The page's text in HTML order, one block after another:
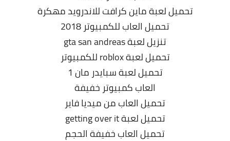
تحميل لعبة ماين كرافت للاندرويد مهكرة
تحميل العاب للكمبيوتر 2018
تنزيل لعبة gta san andreas
تحميل لعبة roblox للكمبيوتر
تحميل لعبة سبايدر مان 1
العاب كمبيوتر خفيفة
تحميل العاب من ميديا فاير
تحميل لعبة getting over it
تحميل العاب خفيفة الحجم